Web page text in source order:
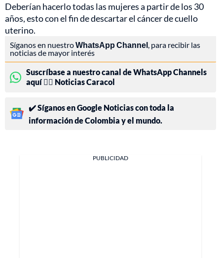
Deberían hacerlo todas las mujeres a partir de los 30
años, esto con el fin de descartar el cáncer de cuello
uterino.
Síganos en nuestroWhatsApp Channel , para recibir las
noticias de mayor interés
Suscríbase a nuestro canal de WhatsApp Channels
aquí 👉🏻 Noticias Caracol
✔️ Síganos en Google Noticias con toda la
información de Colombia y el mundo.
PUBLICIDAD